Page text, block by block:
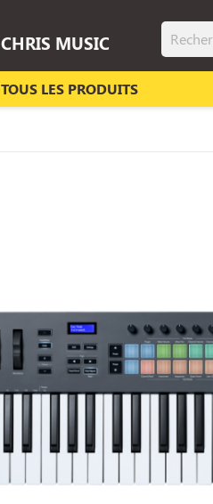
CHRIS MUSIC
TOUS LES PRODUITS